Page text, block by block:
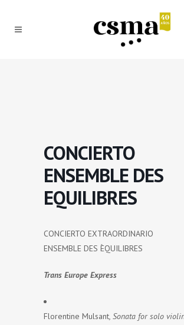
CONCIERTO
ENSEMBLE DES
EQUILIBRES
CONCIERTO EXTRAORDINARIO
ENSEMBLE DES ÈQUILIBRES
Trans Europe Express
Florentine Mulsant, Sonata for solo